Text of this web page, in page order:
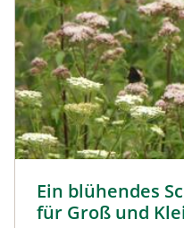
Ein blühendes
für Groß und